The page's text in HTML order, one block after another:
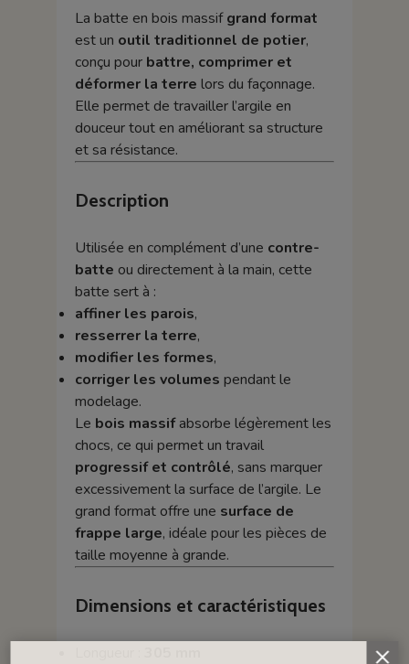
La batte en bois massifgrand format
est un outil traditionnel de potier,
conçu pour battre, comprimer et
déformer la terre lors du façonnage.
Elle permet de travailler l’argile en
douceur tout en améliorant sa structure
et sa résistance.
Description
Utilisée en complément d’une contre-
batte ou directement à la main, cette
batte sert à :
affiner les parois,
resserrer la terre,
modifier les formes,
corriger les volumes pendant le
modelage.
Le bois massifabsorbe légèrement les
chocs, ce qui permet un travail
progressif et contrôlé, sans marquer
excessivement la surface de l’argile. Le
grand format offre une surface de
frappe large, idéale pour les pièces de
taille moyenne à grande.
Dimensions et caractéristiques